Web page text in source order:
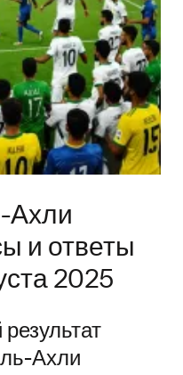
Ахли
и ответы
2025
Ахли